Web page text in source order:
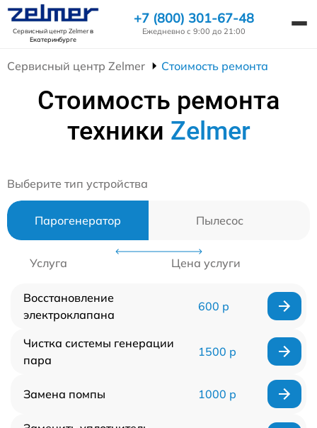
Сервисный центр Zelmerв
Екатеринбурге
+7 (800) 301-67-48
Ежедневно с 9:00 до 21:00
Сервисный центр Zelmer Стоимость ремонта
Стоимость ремонта
техники Zelmer
Выберите тип устройства
Парогенератор Пылесос
Услуга Цена услуги
Восстановление
электроклапана
600 р
Чистка системы генерации
пара
1500 р
Замена помпы 1000 р